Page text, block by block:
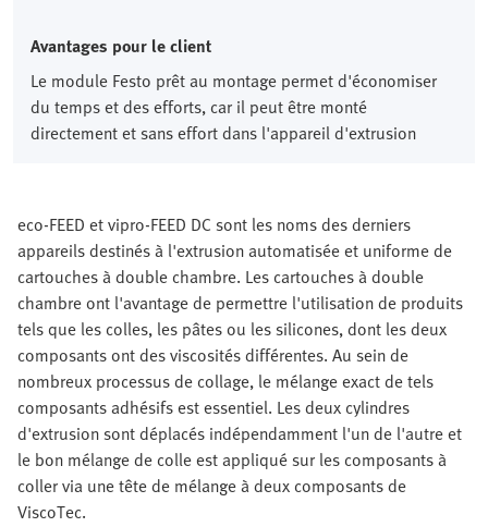
Avantages pour le client
Le module Festo prêt au montage permet d'économiser
du temps et des efforts, car il peut être monté
directement et sans effort dans l'appareil d'extrusion
eco-FEED et vipro-FEED DC sont les noms des derniers
appareils destinés à l'extrusion automatisée et uniforme de
cartouches à double chambre. Les cartouches à double
chambre ont l'avantage de permettre l'utilisation de produits
tels que les colles, les pâtes ou les silicones, dont les deux
composants ont des viscosités différentes. Au sein de
nombreux processus de collage, le mélange exact de tels
composants adhésifs est essentiel. Les deux cylindres
d'extrusion sont déplacés indépendamment l'un de l'autre et
le bon mélange de colle est appliqué sur les composants à
coller via une tête de mélange à deux composants de
ViscoTec.